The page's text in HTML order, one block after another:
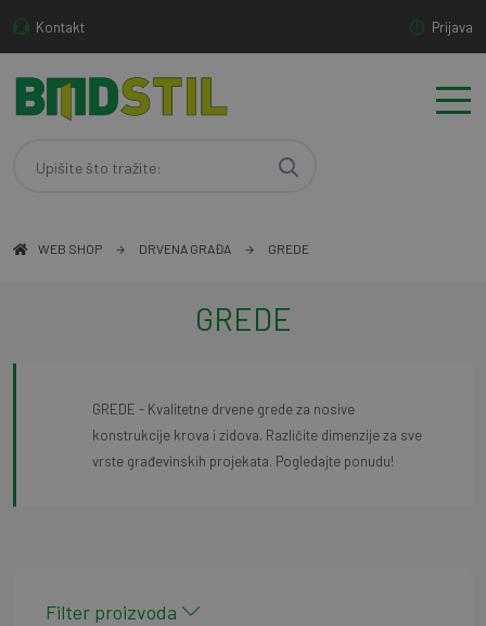
Kontakt Prijava
WEB SHOP DRVENA GRAĐA GREDE
GREDE
GREDE - Kvalitetne drvene grede za nosive
konstrukcije krova i zidova. Različite dimenzije za sve
vrste građevinskih projekata. Pogledajte ponudu!
Filter proizvoda